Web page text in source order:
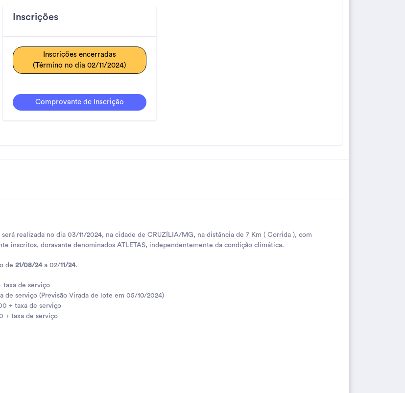
Inscrições
Inscrições encerradas
(Término no dia 02/11/2024)
Comprovante de Inscrição
realizada no dia 03/11/2024, na cidade de CRUZÍLIA/MG, na distância de 7 Km ( Corrida ), com
inscritos, doravante denominados ATLETAS, independentemente da condição climática.
de 21/08/24a 02/11/24.
taxa de serviço
de serviço (Previsão Virada de lote em 05/10/2024)
+ taxa de serviço
+ taxa de serviço